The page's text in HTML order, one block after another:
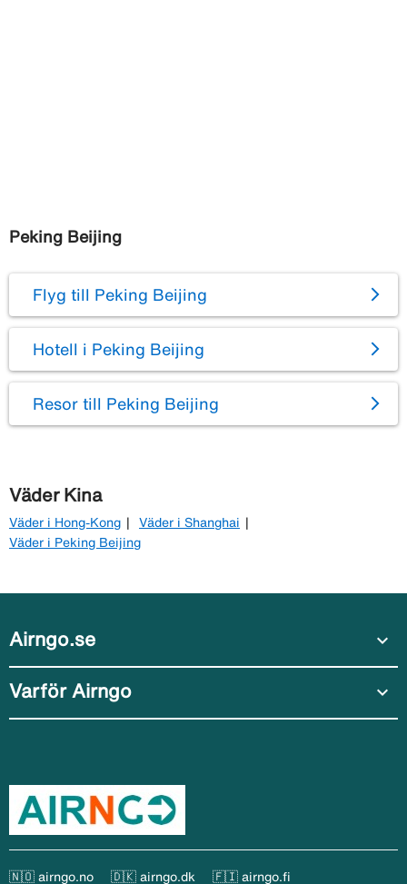
Peking Beijing
Flyg till Peking Beijing
Hotell i Peking Beijing
Resor till Peking Beijing
Väder Kina
Väder i Hong-Kong
Väder i Shanghai
Väder i Peking Beijing
Airngo.se expand_more
Varför Airngo expand_more
🇳🇴 airngo.no 🇩🇰 airngo.dk 🇫🇮 airngo.fi